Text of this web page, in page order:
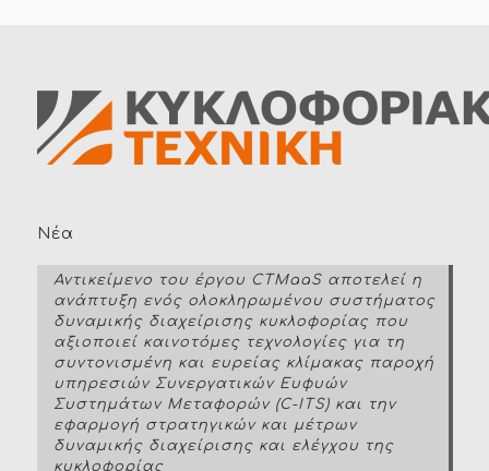
Νέα
Αντικείμενο του έργου CTMaaS αποτελεί η
ανάπτυξη ενός ολοκληρωμένου συστήματος
δυναμικής διαχείρισης κυκλοφορίας που
αξιοποιεί καινοτόμες τεχνολογίες για τη
συντονισμένη και ευρείας κλίμακας παροχή
υπηρεσιών Συνεργατικών Ευφυών
Συστημάτων Μεταφορών (C-ITS) και την
εφαρμογή στρατηγικών και μέτρων
δυναμικής διαχείρισης και ελέγχου της
κυκλοφορίας